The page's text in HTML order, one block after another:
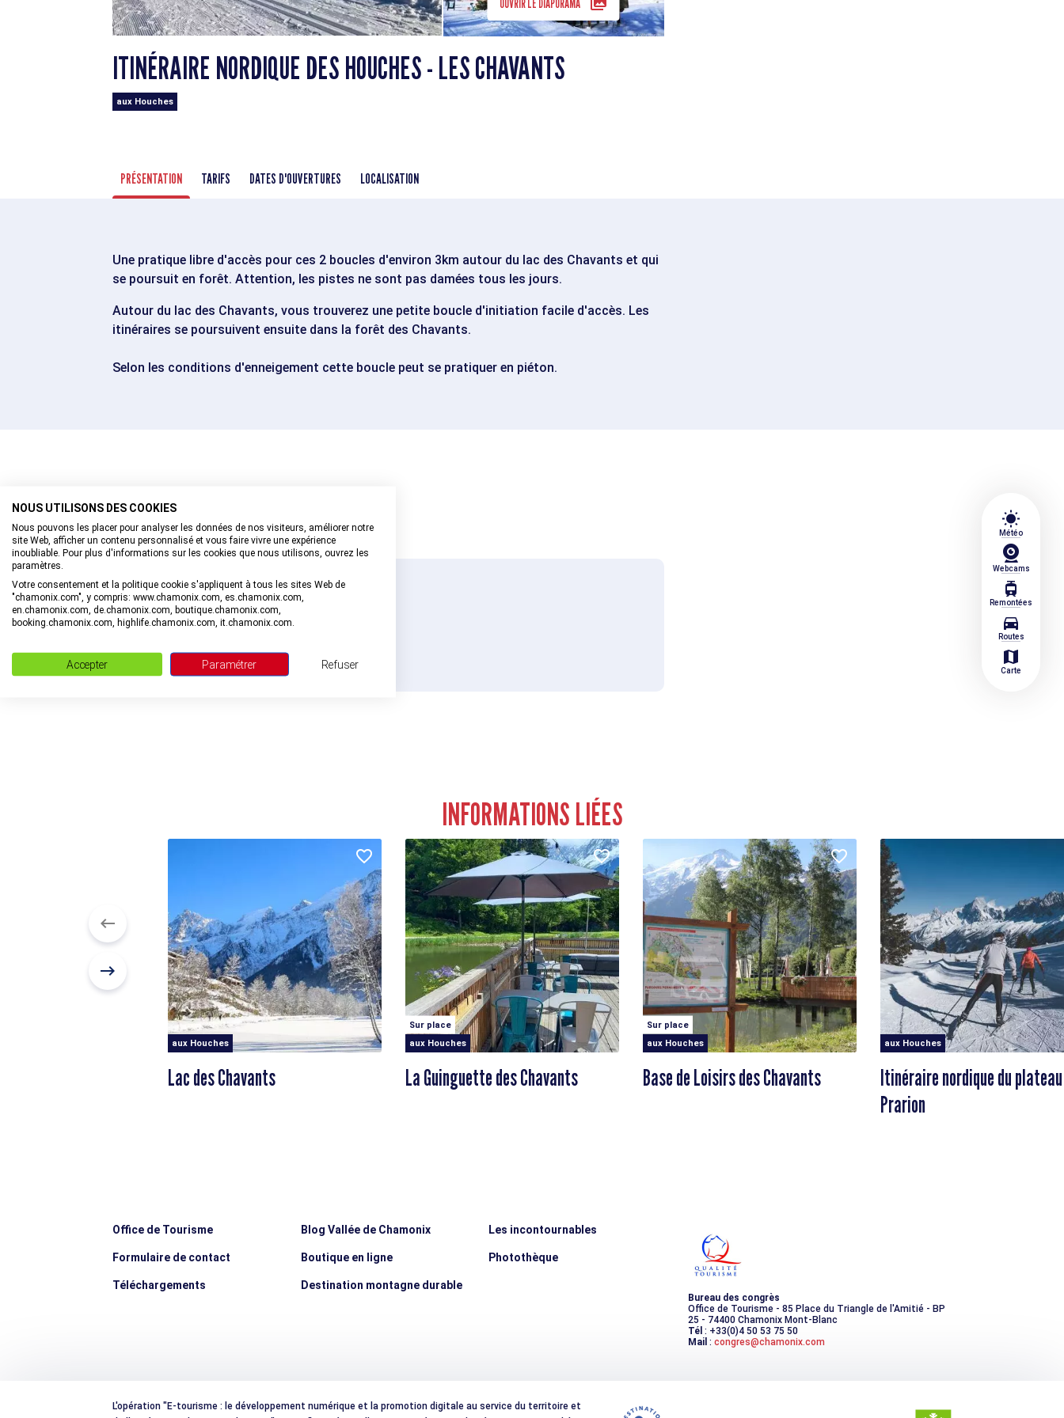
wb_sunny
Météo
Webcams
tram
Remontées
directions_car
Routes
map
Carte
OUVRIR LE DIAPORAMA
ITINÉRAIRE NORDIQUE DES HOUCHES - LES CHAVANTS
aux Houches
PRÉSENTATION TARIFS DATES D'OUVERTURES LOCALISATION
Une pratique libre d'accès pour ces 2 boucles d'environ 3km autour du lac des Chavants et qui
se poursuit en forêt. Attention, les pistes ne sont pas damées tous les jours.
Autour du lac des Chavants, vous trouverez une petite boucle d'initiation facile d'accès. Les
itinéraires se poursuivent ensuite dans la forêt des Chavants.
Selon les conditions d'enneigement cette boucle peut se pratiquer en piéton.
A TÉLÉCHARGER
Brochure
Plan ski de fond vallée de Chamonix
TÉLÉCHARGER
INFORMATIONS LIÉES
aux Houches
Lac des Chavants
Sur place
aux Houches
La Guinguette des Chavants
Sur place
aux Houches
Base de Loisirs des Chavants
aux Houches
Itinéraire nordique du
Prarion
Office de Tourisme
Formulaire de contact
Téléchargements
Blog Vallée de Chamonix
Boutique en ligne
Destination montagne durable
Les incontournables
Photothèque
Bureau des congrès
Office de Tourisme - 85 Place du Triangle de l'Amitié - BP
25 - 74400 Chamonix Mont-Blanc
Tél : +33(0)4 50 53 75 50
Mail : congres@chamonix.com
L'opération "E-tourisme : le développement numérique et la promotion digitale au service du territoire et
NOUS UTILISONS DES COOKIES
Nous pouvons les placer pour analyser les données de nos visiteurs, améliorer notre
site Web, afficher un contenu personnalisé et vous faire vivre une expérience
inoubliable. Pour plus d'informations sur les cookies que nous utilisons, ouvrez les
paramètres.
Votre consentement et la politique cookie s'appliquent à tous les sites Web de
"chamonix.com", y compris: www.chamonix.com, es.chamonix.com,
en.chamonix.com, de.chamonix.com, boutique.chamonix.com,
booking.chamonix.com, highlife.chamonix.com, it.chamonix.com.
Accepter Paramétrer Refuser